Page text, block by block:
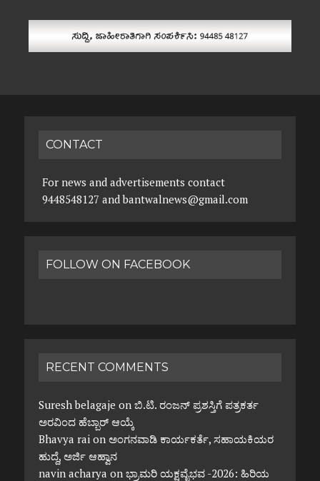
CONTACT
For news and advertisements contact
9448548127 and bantwalnews@gmail.com
FOLLOW ON FACEBOOK
RECENT COMMENTS
Suresh belagaje on ಬಿ.ಟಿ. ರಂಜನ್ ಪ್ರಶಸ್ತಿಗೆ ಪತ್ರಕರ್ತ
ಅರವಿಂದ ಹೆಬ್ಬಾರ್ ಆಯ್ಕೆ
Bhavya raion ಅಂಗನವಾಡಿ ಕಾರ್ಯಕರ್ತೆ, ಸಹಾಯಕಿಯರ
ಹುದ್ದೆ, ಅರ್ಜಿ ಆಹ್ವಾನ
navin acharya on ಭ್ರಾಮರಿ ಯಕ್ಷವೈಭವ -2026: ಹಿರಿಯ